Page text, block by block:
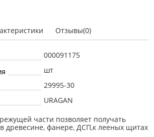
Отзывы(0)
000091175
шт
29995-30
URAGAN
части позволяет получать
древесине, фанере, ДСП,к лееных щитах